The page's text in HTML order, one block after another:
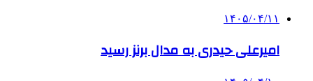
۱۴۰۵/۰۴/۱۱
امیرعلی حیدری به مدال برنز رسید